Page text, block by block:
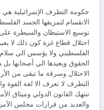
حكومة التطرف الإسرائيلية هي
الانقسام لتمزيقها الجسد
توسيع الاستيطان والسيطرة
احتلال قطاع غزة كون ذلك لا
الفلسطيني ولا يؤسس الي
الحقوق ويعيدها الي أصحابها
الاحتلال وسرقة ما تبقى من
التطرف لا تعرف الا لغة القوة
تنتهك القانون الدولي وميثاق
والعديد من قرارات مجلس